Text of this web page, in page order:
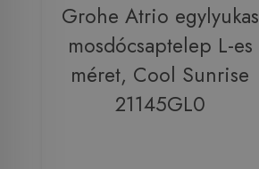
Grohe Atrio egylyukas
mosdócsaptelep L-es
méret, Cool Sunrise
21145GL0